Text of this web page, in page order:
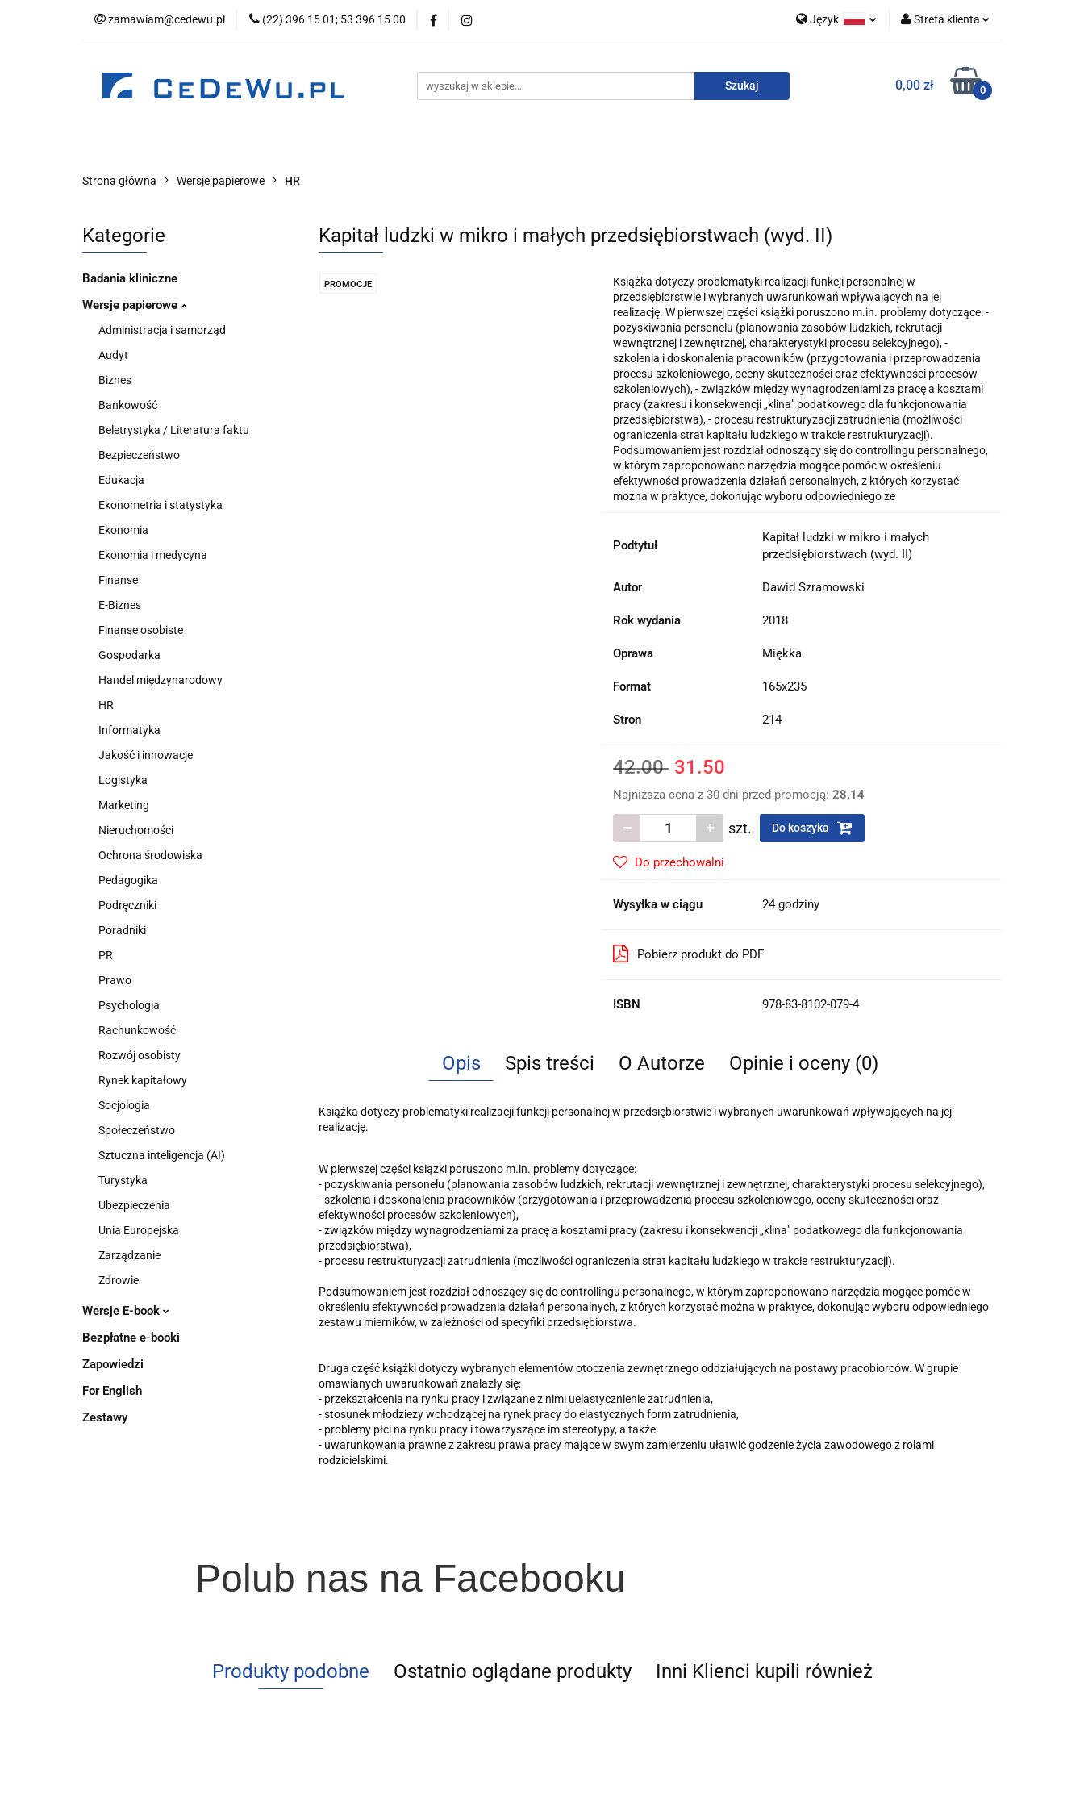
zamawiam@cedewu.pl (22) 396 15 01; 53 396 15 00 Język Strefa klienta
Zarejestruj się
0,00 zł 0
Kategorie Nowości Zapowiedzi
Wydawnictwo For English Wydawnictwa
Strona główna Wersje papierowe HR
Kategorie
Badania kliniczne
Wersje papierowe
Administracja i samorząd
Audyt
Biznes
Bankowość
Beletrystyka / Literatura faktu
Bezpieczeństwo
Edukacja
Ekonometria i statystyka
Ekonomia
Ekonomia i medycyna
Finanse
E-Biznes
Finanse osobiste
Gospodarka
Handel międzynarodowy
HR
Informatyka
Jakość i innowacje
Logistyka
Marketing
Nieruchomości
Ochrona środowiska
Pedagogika
Podręczniki
Poradniki
PR
Prawo
Psychologia
Rachunkowość
Rozwój osobisty
Rynek kapitałowy
Socjologia
Społeczeństwo
Sztuczna inteligencja (AI)
Turystyka
Ubezpieczenia
Unia Europejska
Zarządzanie
Zdrowie
Wersje E-book
Bezpłatne e-booki
Zapowiedzi
For English
Zestawy
Kapitał ludzki w mikro i małych przedsiębiorstwach (wyd. II)
PROMOCJE
Książka dotyczy problematyki realizacji funkcji personalnej w
przedsiębiorstwie i wybranych uwarunkowań wpływających na jej
realizację. W pierwszej części książki poruszono m.in. problemy dotyczące: -
pozyskiwania personelu (planowania zasobów ludzkich, rekrutacji
wewnętrznej i zewnętrznej, charakterystyki procesu selekcyjnego), -
szkolenia i doskonalenia pracowników (przygotowania i przeprowadzenia
procesu szkoleniowego, oceny skuteczności oraz efektywności procesów
szkoleniowych), - związków między wynagrodzeniami za pracę a kosztami
pracy (zakresu i konsekwencji „klina" podatkowego dla funkcjonowania
przedsiębiorstwa), - procesu restrukturyzacji zatrudnienia (możliwości
ograniczenia strat kapitału ludzkiego w trakcie restrukturyzacji).
Podsumowaniem jest rozdział odnoszący się do controllingu personalnego,
w którym zaproponowano narzędzia mogące pomóc w określeniu
efektywności prowadzenia działań personalnych, z których korzystać
można w praktyce, dokonując wyboru odpowiedniego ze
Podtytuł
Kapitał ludzki w mikro i małych
przedsiębiorstwach (wyd. II)
Autor Dawid Szramowski
Rok wydania 2018
Oprawa Miękka
Format 165x235
Stron 214
42.00 31.50
Najniższa cena z 30 dni przed promocją:28.14
szt. Do koszyka
Do przechowalni
Wysyłka w ciągu 24 godziny
Pobierz produkt do PDF
ISBN 978-83-8102-079-4
Opis Spis treści O Autorze Opinie i oceny (0)
Książka dotyczy problematyki realizacji funkcji personalnej w przedsiębiorstwie i wybranych uwarunkowań wpływających na jej
realizację.
W pierwszej części książki poruszono m.in. problemy dotyczące:
- pozyskiwania personelu (planowania zasobów ludzkich, rekrutacji wewnętrznej i zewnętrznej, charakterystyki procesu selekcyjnego),
- szkolenia i doskonalenia pracowników (przygotowania i przeprowadzenia procesu szkoleniowego, oceny skuteczności oraz
efektywności procesów szkoleniowych),
- związków między wynagrodzeniami za pracę a kosztami pracy (zakresu i konsekwencji „klina" podatkowego dla funkcjonowania
przedsiębiorstwa),
- procesu restrukturyzacji zatrudnienia (możliwości ograniczenia strat kapitału ludzkiego w trakcie restrukturyzacji).
Podsumowaniem jest rozdział odnoszący się do controllingu personalnego, w którym zaproponowano narzędzia mogące pomóc w
określeniu efektywności prowadzenia działań personalnych, z których korzystać można w praktyce, dokonując wyboru odpowiedniego
zestawu mierników, w zależności od specyfiki przedsiębiorstwa.
Druga część książki dotyczy wybranych elementów otoczenia zewnętrznego oddziałujących na postawy pracobiorców. W grupie
omawianych uwarunkowań znalazły się:
- przekształcenia na rynku pracy i związane z nimi uelastycznienie zatrudnienia,
- stosunek młodzieży wchodzącej na rynek pracy do elastycznych form zatrudnienia,
- problemy płci na rynku pracy i towarzyszące im stereotypy, a także
- uwarunkowania prawne z zakresu prawa pracy mające w swym zamierzeniu ułatwić godzenie życia zawodowego z rolami
rodzicielskimi.
Polub nas na Facebooku
Produkty podobne Ostatnio oglądane produkty Inni Klienci kupili również